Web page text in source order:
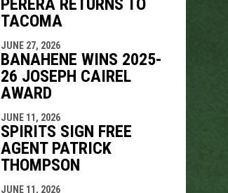
TACOMA
JUNE 27, 2026
BANAHENE WINS 2025-
26 JOSEPH CAIREL
AWARD
JUNE 11, 2026
SPIRITS SIGN FREE
AGENT PATRICK
THOMPSON
JUNE 11, 2026